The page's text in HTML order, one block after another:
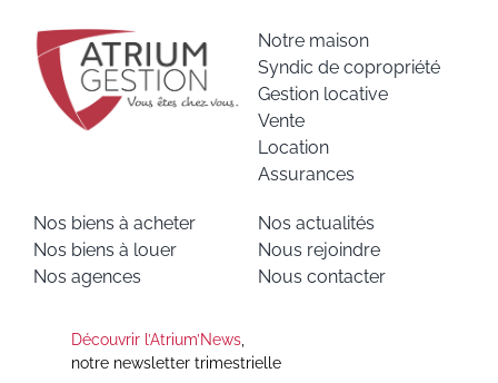
Notre maison
Syndic de copropriété
Gestion locative
Vente
Location
Assurances
Nos biens à acheter
Nos biens à louer
Nos agences
Nos actualités
Nous rejoindre
Nous contacter
Découvrir l’Atrium’News,
notre newsletter trimestrielle